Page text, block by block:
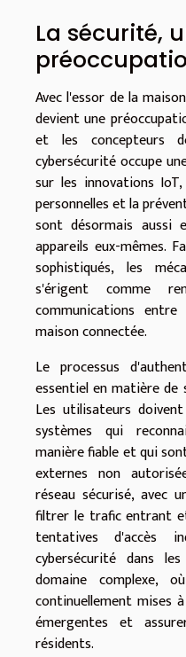
La sécurité,
Avec l'essor de la
devient une
et les concepteurs
cybersécurité occupe
sur les innovations
personnelles et la
sont désormais aussi
appareils eux-mêmes.
sophistiqués, les
s'érigent comme
communications
maison connectée.
Le processus
essentiel en matière de
Les utilisateurs
systèmes qui
manière fiable et qui
externes non
réseau sécurisé, avec
filtrer le trafic entrant
tentatives d'accès
cybersécurité dans
domaine complexe,
continuellement mises
émergentes et
résidents.